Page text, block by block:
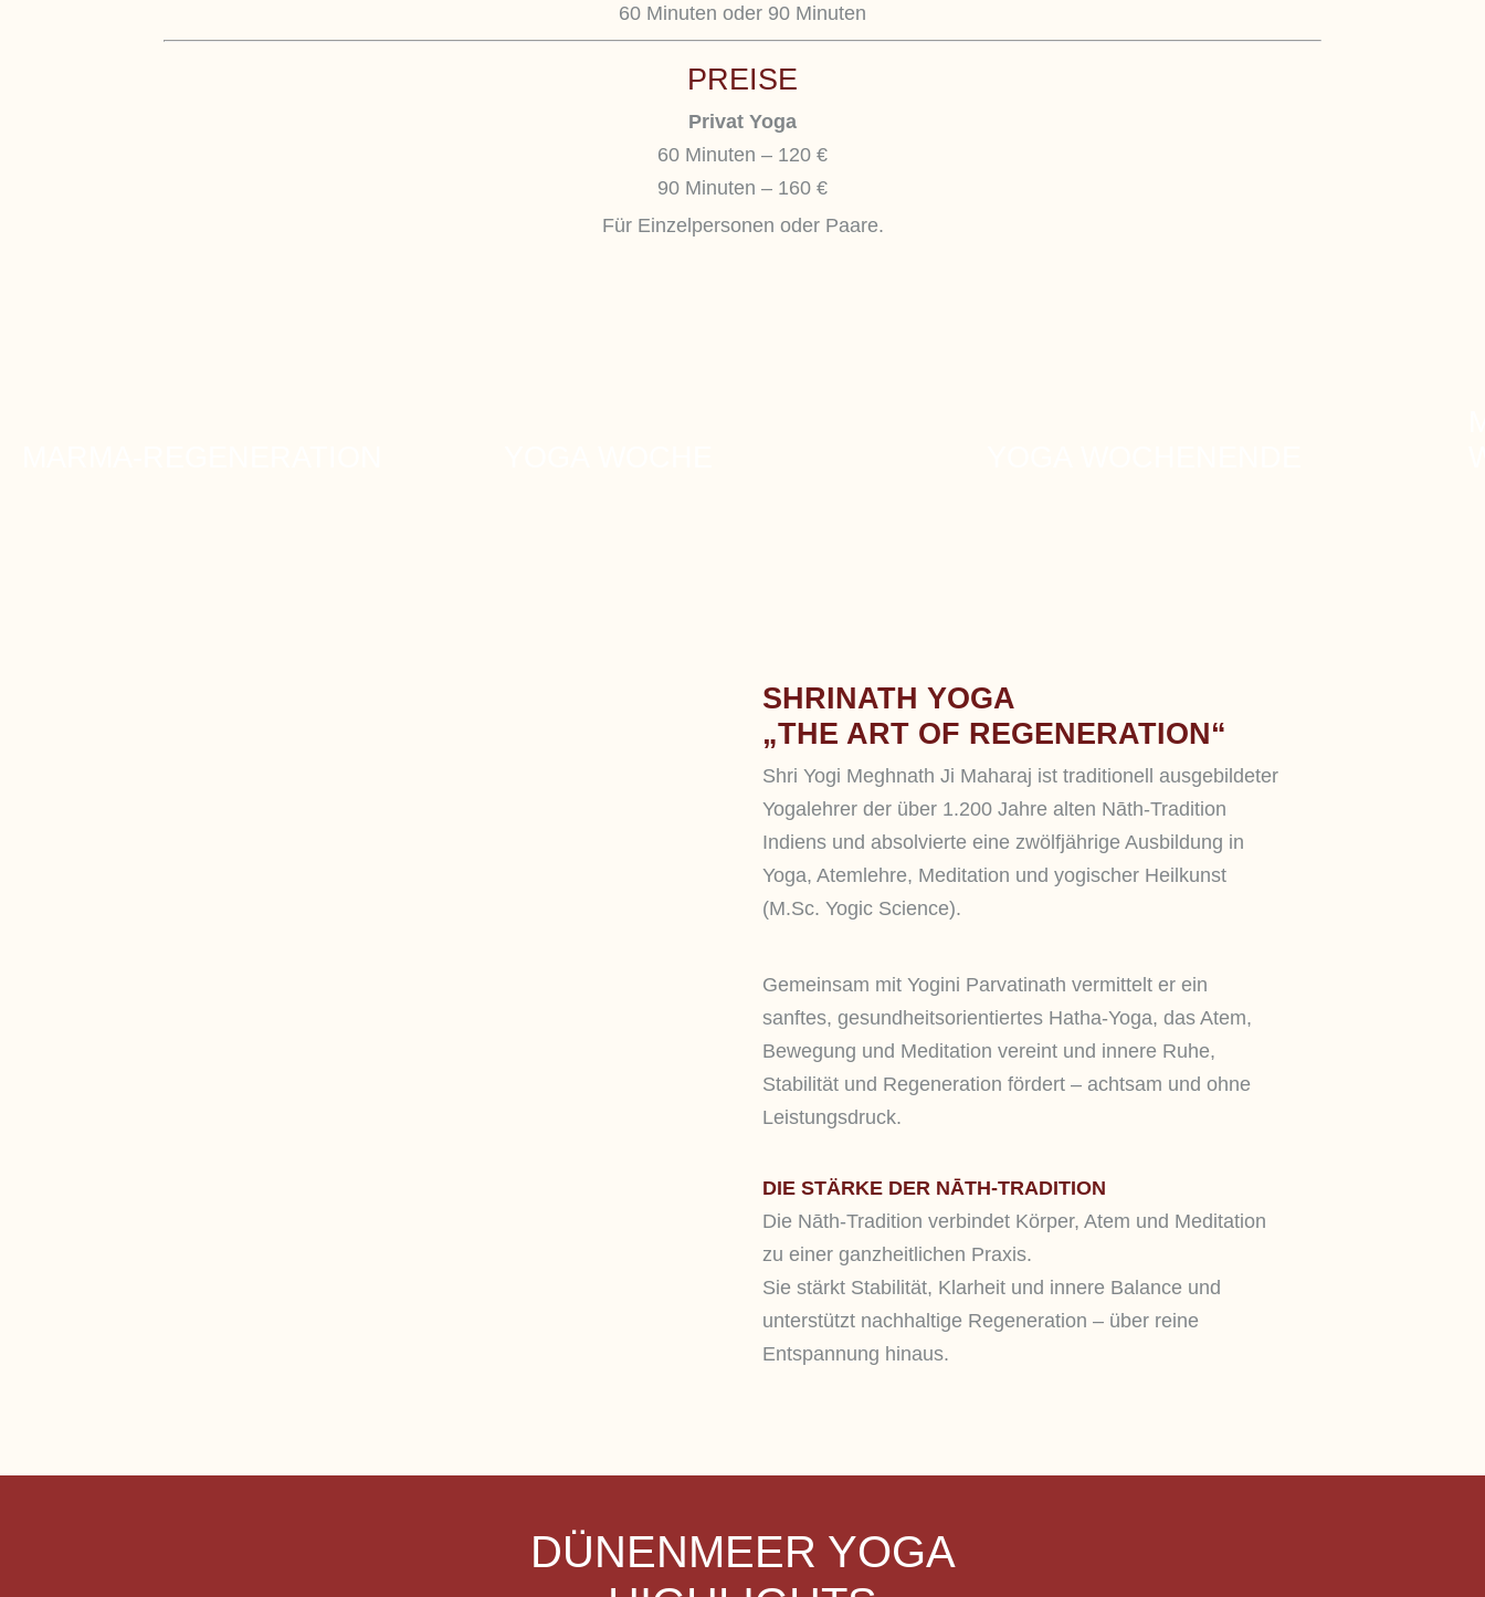
60 Minuten oder 90 Minuten
PREISE
Privat Yoga
60 Minuten – 120 €
90 Minuten – 160 €
Für Einzelpersonen oder Paare.
SHRINATH YOGA
„THE ART OF REGENERATION“
Shri Yogi Meghnath Ji Maharaj ist traditionell ausgebildeter
Yogalehrer der über 1.200 Jahre alten Nāth-Tradition
Indiens und absolvierte eine zwölfjährige Ausbildung in
Yoga, Atemlehre, Meditation und yogischer Heilkunst
(M.Sc. Yogic Science).
Gemeinsam mit Yogini Parvatinath vermittelt er ein
sanftes, gesundheitsorientiertes Hatha-Yoga, das Atem,
Bewegung und Meditation vereint und innere Ruhe,
Stabilität und Regeneration fördert – achtsam und ohne
Leistungsdruck.
DIE STÄRKE DER NĀTH-TRADITION
Die Nāth-Tradition verbindet Körper, Atem und Meditation
zu einer ganzheitlichen Praxis.
Sie stärkt Stabilität, Klarheit und innere Balance und
unterstützt nachhaltige Regeneration – über reine
Entspannung hinaus.
DÜNENMEER YOGA